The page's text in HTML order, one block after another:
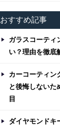
おすすめ記事
ガラスコーティ
い？理由を徹底
カーコーティン
と後悔しないた
目
ダイヤモンドキ